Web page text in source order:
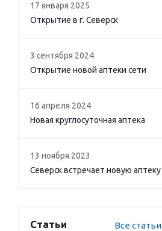
17 января 2025
Открытие в г. Северск
3 сентября 2024
Открытие новой аптеки сети
16 апреля 2024
Новая круглосуточная аптека
13 ноября 2023
Северск встречает новую аптеку
Статьи Все статьи